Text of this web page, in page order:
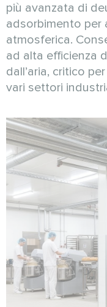
più avanzata di
adsorbimento per
atmosferica.
ad alta efficienza
dall’aria, critico
vari settori